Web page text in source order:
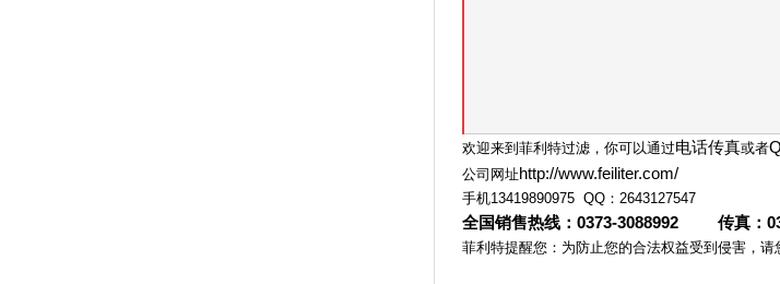
欢迎来到菲利特过滤，你可以通过电话传真或者
公司网址http://www.feiliter.com/
手机13419890975 QQ：2643127547
全国销售热线：0373-3088992 传真：
菲利特提醒您：为防止您的合法权益受到侵害，请